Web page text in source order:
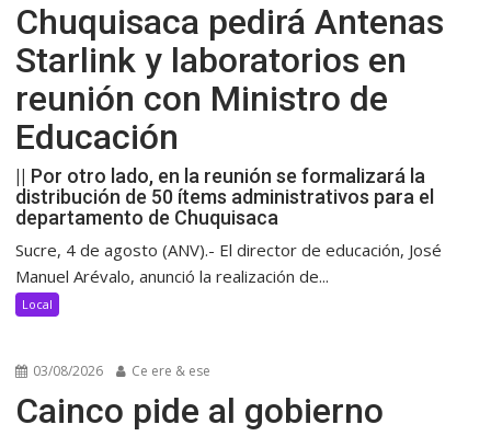
Chuquisaca pedirá Antenas
Starlink y laboratorios en
reunión con Ministro de
Educación
|| Por otro lado, en la reunión se formalizará la
distribución de 50 ítems administrativos para el
departamento de Chuquisaca
Sucre, 4 de agosto (ANV).- El director de educación, José
Manuel Arévalo, anunció la realización de...
Local
03/08/2026 Ce ere & ese
Cainco pide al gobierno